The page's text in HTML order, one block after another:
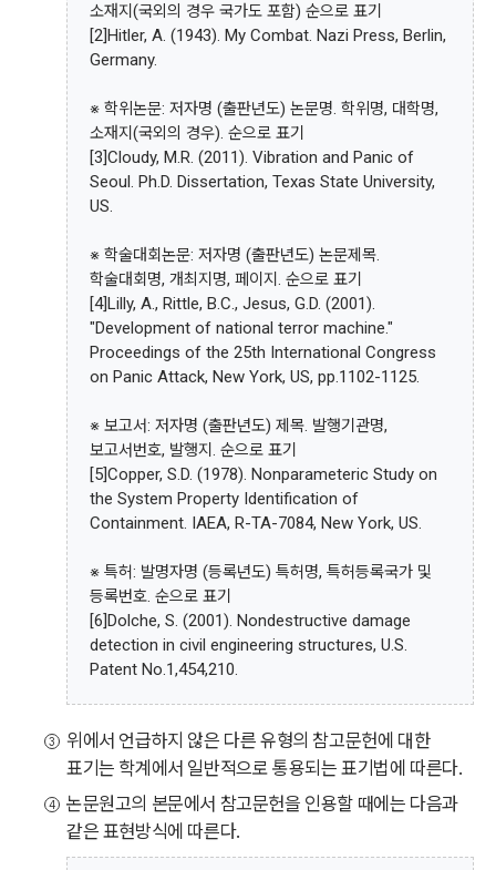
소재지(국외의 경우 국가도 포함) 순으로 표기
[2]Hitler, A. (1943). My Combat. Nazi Press, Berlin,
Germany.
※ 학위논문: 저자명 (출판년도) 논문명. 학위명, 대학명,
소재지(국외의 경우). 순으로 표기
[3]Cloudy, M.R. (2011). Vibration and Panic of
Seoul. Ph.D. Dissertation, Texas State University,
US.
※ 학술대회논문: 저자명 (출판년도) 논문제목.
학술대회명, 개최지명, 페이지. 순으로 표기
[4]Lilly, A., Rittle, B.C., Jesus, G.D. (2001).
"Development of national terror machine."
Proceedings of the 25th International Congress
on Panic Attack, New York, US, pp.1102-1125.
※ 보고서: 저자명 (출판년도) 제목. 발행기관명,
보고서번호, 발행지. 순으로 표기
[5]Copper, S.D. (1978). Nonparameteric Study on
the System Property Identification of
Containment. IAEA, R-TA-7084, New York, US.
※ 특허: 발명자명 (등록년도) 특허명, 특허등록국가 및
등록번호. 순으로 표기
[6]Dolche, S. (2001). Nondestructive damage
detection in civil engineering structures, U.S.
Patent No.1,454,210.
위에서 언급하지 않은 다른 유형의 참고문헌에 대한
표기는 학계에서 일반적으로 통용되는 표기법에 따른다.
논문원고의 본문에서 참고문헌을 인용할 때에는 다음과
같은 표현방식에 따른다.